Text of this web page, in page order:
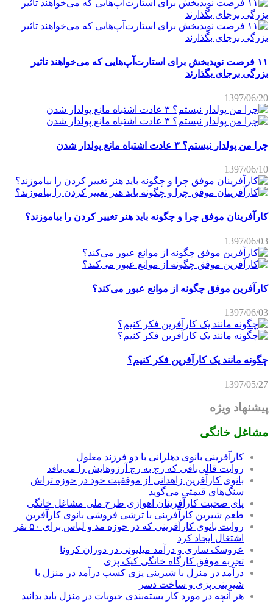
۱۱ فرصت نویدبخش برای استارت‌آپ‌هایی که می‌خواهند تاثیر
بزرگی برجای بگذارند
1397/06/20
چرا من پولدار نیستم؟ ۳ عادت اشتباه مانع پولدار شدن
1397/06/10
کارآفرینان موفق چرا و چگونه باید هنر تغییر کردن را بیاموزند؟
1397/06/03
کارآفرین موفق چگونه از موانع عبور می‌کند؟
1397/06/03
چگونه مانند یک کارآفرین فکر کنیم؟
1397/05/27
پیشنهاد ویژه
مشاغل خانگی
کارآفرینی بانوی دهلرانی با دو فرزند معلول
روایت قالی‌بافی که رج به رج آرزوهایش را می‌بافد
بانوی کارآفرین زاهدانی از موفقیت خود در حوزه تراش
سنگ‌های قیمتی می‌گوید
پای صحبت کارآفرینان اهوازی طرح ملی مشاغل خانگی
طعم شیرین کارآفرینی با ترشی فروشی بانوی کارآفرین
روایت بانوی کارآفرینی که در حوزه مد و لباس برای ۵۰ نفر
اشتغال ایجاد کرد
عروسک سازی و درآمد میلیونی در دوران کرونا
تجربه موفق کارگاه خانگی کیک پزی
درآمد در منزل با شیرینی پزی کسب درآمد در منزل با
شیرینی پزی و ساخت دسر
هر آنچه در مورد کار بسته‌بندی حبوبات در منزل باید بدانید